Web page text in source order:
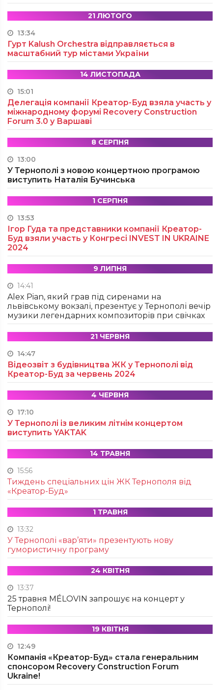
21 ЛЮТОГО
13:34
Гурт Kalush Orchestra відправляється в
масштабний тур містами України
14 ЛИСТОПАДА
15:01
Делегація компанії Креатор-Буд взяла участь у
міжнародному форумі Recovery Construction
Forum 3.0 у Варшаві
8 СЕРПНЯ
13:00
У Тернополі з новою концертною програмою
виступить Наталія Бучинська
1 СЕРПНЯ
13:53
Ігор Гуда та представники компанії Креатор-
Буд взяли участь у Конгресі INVEST IN UKRAINE
2024
9 ЛИПНЯ
14:41
Alex Pian, який грав під сиренами на
львівському вокзалі, презентує у Тернополі вечір
музики легендарних композиторів при свічках
21 ЧЕРВНЯ
14:47
Відеозвіт з будівництва ЖК у Тернополі від
Креатор-Буд за червень 2024
4 ЧЕРВНЯ
17:10
У Тернополі із великим літнім концертом
виступить YAKTAK
14 ТРАВНЯ
15:56
Тиждень спеціальних цін ЖК Тернополя від
«Креатор-Буд»
1 ТРАВНЯ
13:32
У Тернополі «вар’яти» презентують нову
гумористичну програму
24 КВІТНЯ
13:37
25 травня MÉLOVIN запрошує на концерт у
Тернополі!
19 КВІТНЯ
12:49
Компанія «Креатор-Буд» стала генеральним
спонсором Recovery Construction Forum
Ukraine!